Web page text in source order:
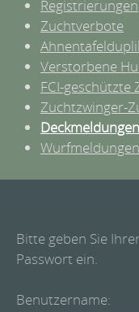
Registrierungen
Zuchtverbote
Verstorbene
FCI-geschützte
Zuchtzwinger-
Deckmeldungen
Wurfmeldungen
Bitte geben Sie
Passwort ein.
Benutzername: